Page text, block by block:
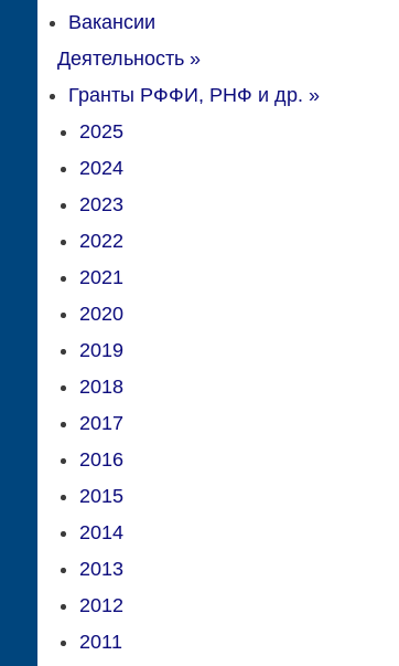
Вакансии
Деятельность»
Гранты РФФИ, РНФ и др. »
2025
2024
2023
2022
2021
2020
2019
2018
2017
2016
2015
2014
2013
2012
2011